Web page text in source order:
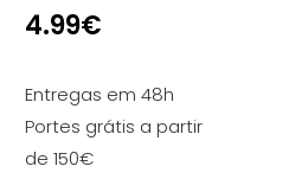
4.99€
Entregas em 48h
Portes grátis a partir
de 150€